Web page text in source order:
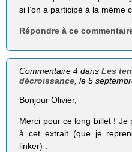
si l’on a participé à la même
Répondre à ce
Commentaire 4 dansLes
décroissance , le 5
Bonjour Olivier,
Merci pour ce long billet ! Je
à cet extrait (que je
linker) :